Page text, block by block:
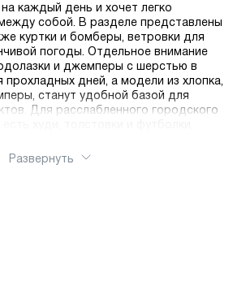
каждый день и хочет легко
собой. В разделе представлены
куртки и бомберы, ветровки для
погоды. Отдельное внимание
и джемперы с шерстью в
дней, а модели из хлопка,
станут удобной базой для
Для расслабленного городского
и цвету, чтобы быстро собирать
Развернуть